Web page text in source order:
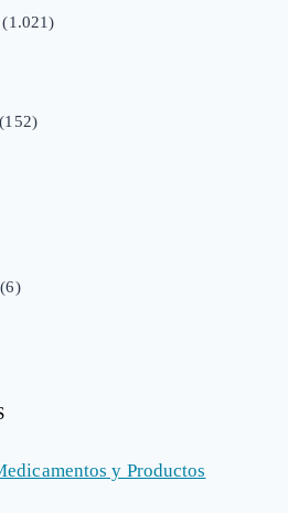
(1.021)
(152)
(6)
y Productos